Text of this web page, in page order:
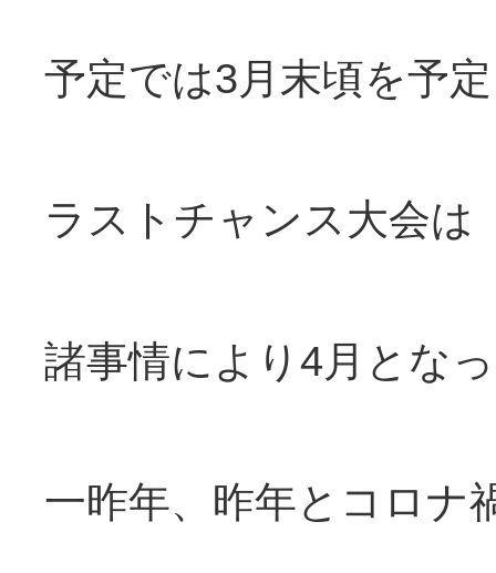
予定では3月末頃を予
ラストチャンス大会は
諸事情により4月とな
一昨年、昨年とコロナ